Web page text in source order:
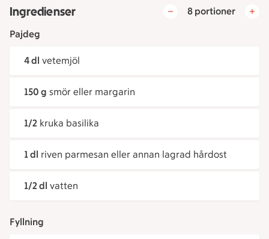
Ingredienser
8 portioner
Pajdeg
4 dl vetemjöl
150 g smör eller margarin
1/2 kruka basilika
1 dl riven parmesan eller annan lagrad hårdost
1/2 dl vatten
Fyllning